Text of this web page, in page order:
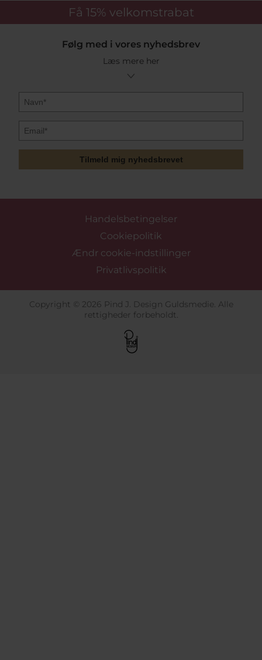
Få 15% velkomstrabat
Følg med i vores nyhedsbrev
Læs mere her
Tilmeld mig nyhedsbrevet
Handelsbetingelser
Cookiepolitik
Ændr cookie-indstillinger
Privatlivspolitik
Copyright © 2026 Pind J. Design Guldsmedie. Alle
rettigheder forbeholdt.